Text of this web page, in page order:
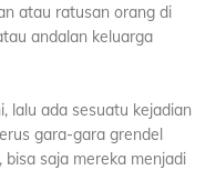
atau ratusan orang di
andalan keluarga
lalu ada sesuatu kejadian
gara-gara grendel
saja mereka menjadi